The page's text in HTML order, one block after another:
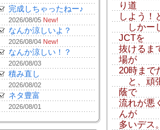
完成しちゃったねー♪
2026/08/05 New!
なんか涼しいよ？
2026/08/04 New!
なんか涼しい！？
2026/08/03
積み直し
2026/08/02
ネタ豊富
2026/08/01
り道
しよう！
しかー
JCTを
抜けるま
場が
20時まで
と、頑
蔭で
流れが悪
んが
多いデス